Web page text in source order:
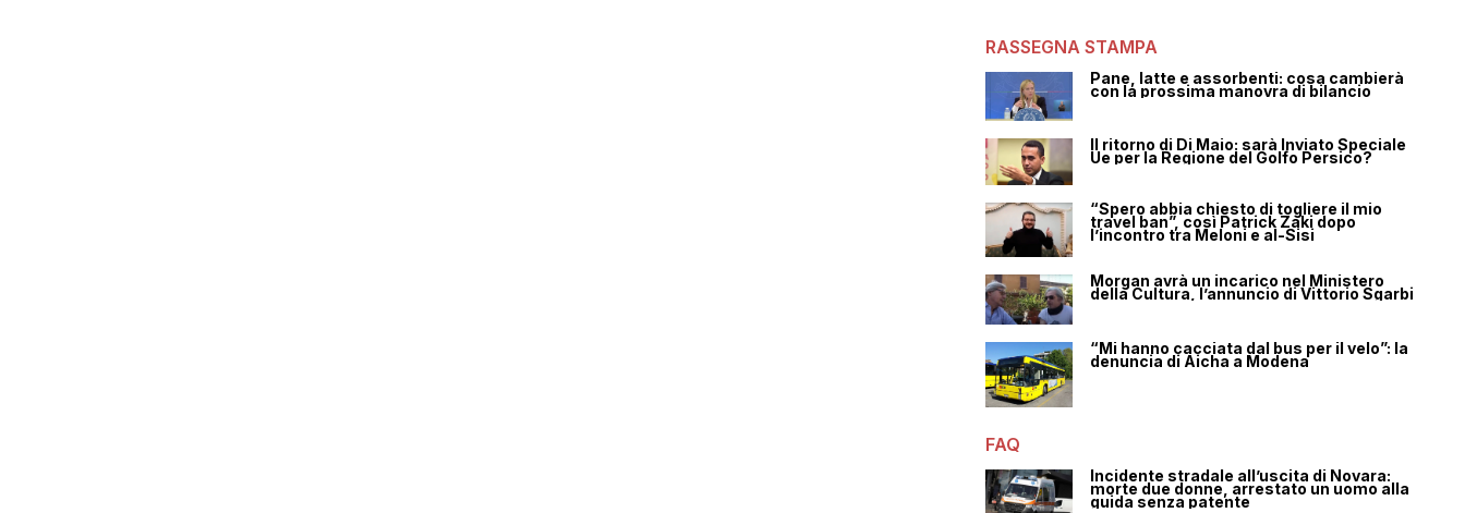
RASSEGNA STAMPA
Pane, latte e assorbenti: cosa cambierà
con la prossima manovra di bilancio
Il ritorno di Di Maio: sarà Inviato Speciale
Ue per la Regione del Golfo Persico?
“Spero abbia chiesto di togliere il mio
travel ban”, così Patrick Zaki dopo
l’incontro tra Meloni e al-Sisi
Morgan avrà un incarico nel Ministero
della Cultura, l’annuncio di Vittorio Sgarbi
“Mi hanno cacciata dal bus per il velo”: la
denuncia di Aicha a Modena
FAQ
Incidente stradale all’uscita di Novara:
morte due donne, arrestato un uomo alla
guida senza patente